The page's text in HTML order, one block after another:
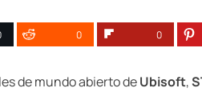
0 0
de mundo abierto deUbisoft,